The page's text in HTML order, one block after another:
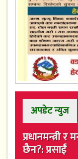
अपडेट न्युज
प्रधानमन्त्री
छैन?: प्रसाईं